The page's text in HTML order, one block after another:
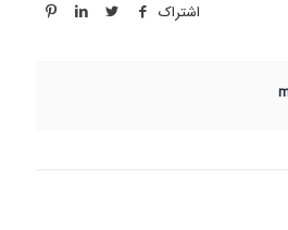
اشتراک